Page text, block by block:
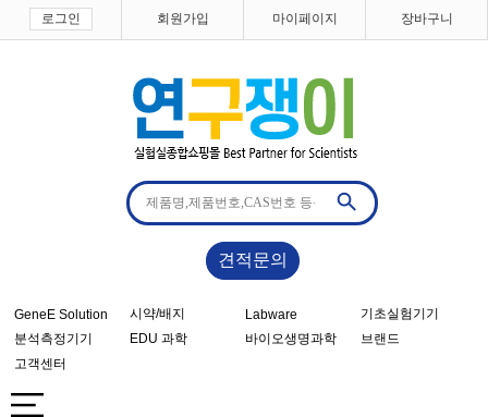
로그인 회원가입 마이페이지 장바구니
견적문의
GeneE Solution 시약/배지 Labware
기초실험기기
분석측정기기
EDU 과학 바이오생명과학
브랜드
고객센터